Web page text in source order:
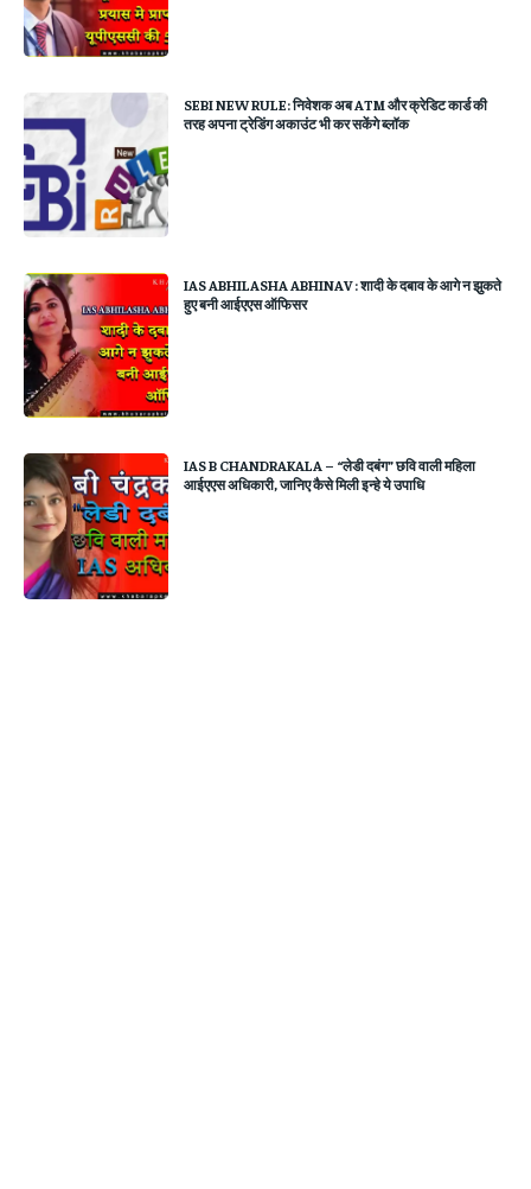
SEBI NEW RULE: निवेशक अब ATM और क्रेडिट कार्ड की
तरह अपना ट्रेडिंग अकाउंट भी कर सकेंगे ब्लॉक
IAS ABHILASHA ABHINAV : शादी के दबाव के आगे न झुकते
हुए बनी आईएएस ऑफिसर
IAS B CHANDRAKALA – “लेडी दबंग” छवि वाली महिला
आईएएस अधिकारी, जानिए कैसे मिली इन्हे ये उपाधि